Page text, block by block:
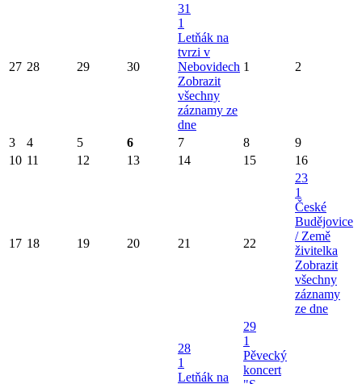
27 28 29 30
31
1
Letňák na
tvrzi v
Nebovidech
Zobrazit
všechny
záznamy ze
dne
1 2
3 4 5 6 7 8
9
10 11 12 13 14 15 16
17 18 19 20 21 22
23
1
České
Budějovice
/ Země
živitelka
Zobrazit
všechny
záznamy
ze dne
28
1
Letňák na
29
1
Pěvecký
koncert